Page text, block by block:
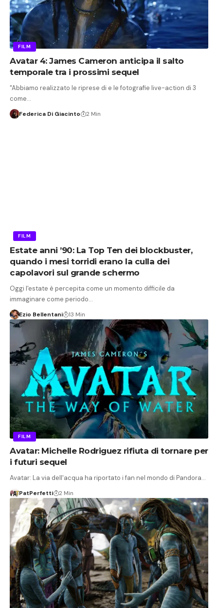
FILM
Avatar 4: James Cameron anticipa il salto
temporale tra i prossimi sequel
"Abbiamo realizzato le riprese di e le fotografie live-action di 3
come…
Federica Di Giacinto 2 Min
FILM
Estate anni ’90: La Top Ten dei blockbuster,
quando i mesi torridi erano la culla dei
capolavori sul grande schermo
Oggi l'estate è percepita come un momento difficile da
immaginare come periodo…
Ezio Bellentani 13 Min
FILM
Avatar: Michelle Rodriguez rifiuta di tornare per
i futuri sequel
Avatar: La via dell'acqua ha riportato i fan nel mondo di Pandora…
PatPerfetti 2 Min